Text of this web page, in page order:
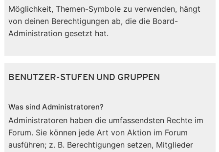
Möglichkeit, Themen-Symbole zu verwenden, hängt
von deinen Berechtigungen ab, die die Board-
Administration gesetzt hat.
BENUTZER-STUFEN UND GRUPPEN
Was sind Administratoren?
Administratoren haben die umfassendsten Rechte im
Forum. Sie können jede Art von Aktion im Forum
ausführen; z. B. Berechtigungen setzen, Mitglieder